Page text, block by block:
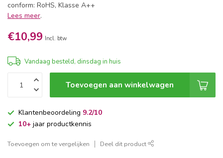
conform: RoHS, Klasse A++
Lees meer.
€10,99 Incl. btw
Vandaag besteld, dinsdag in huis
Toevoegen aan winkelwagen
Klantenbeoordeling 9.2/10
10+ jaar productkennis
Toevoegen om te vergelijken Deel dit product